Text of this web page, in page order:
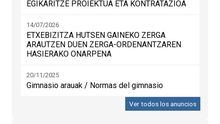
EGIKARITZE PROIEKTUA ETA KONTRATAZIOA
14/07/2026
ETXEBIZITZA HUTSEN GAINEKO ZERGA
ARAUTZEN DUEN ZERGA-ORDENANTZAREN
HASIERAKO ONARPENA
20/11/2025
Gimnasio arauak / Normas del gimnasio
Ver todos los anuncios